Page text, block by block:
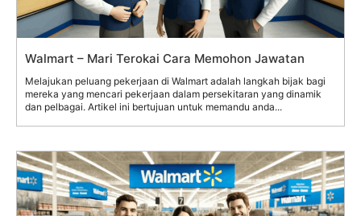
Walmart – Mari Terokai Cara Memohon Jawatan
Melajukan peluang pekerjaan di Walmart adalah langkah bijak bagi
mereka yang mencari pekerjaan dalam persekitaran yang dinamik
dan pelbagai. Artikel ini bertujuan untuk memandu anda...